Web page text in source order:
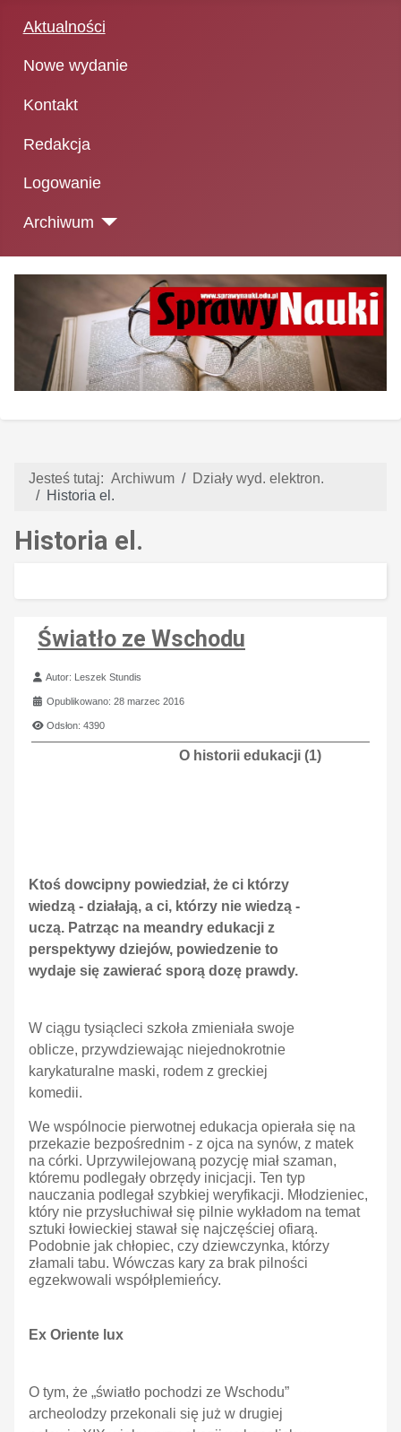
Aktualności
Nowe wydanie
Kontakt
Redakcja
Logowanie
Archiwum
Jesteś tutaj: Archiwum
Działy wyd. elektron.
Historia el.
Historia el.
Światło ze Wschodu
Szczegóły
Autor: Leszek Stundis
Opublikowano: 28 marzec 2016
Odsłon: 4390
O historii edukacji (1)
Ktoś dowcipny powiedział, że ci którzy
wiedzą - działają, a ci, którzy nie wiedzą -
uczą. Patrząc na meandry edukacji z
perspektywy dziejów, powiedzenie to
wydaje się zawierać sporą dozę prawdy.
W ciągu tysiącleci szkoła zmieniała swoje
oblicze, przywdziewając niejednokrotnie
karykaturalne maski, rodem z greckiej
komedii.
We wspólnocie pierwotnej edukacja opierała się na
przekazie bezpośrednim - z ojca na synów, z matek
na córki. Uprzywilejowaną pozycję miał szaman,
któremu podlegały obrzędy inicjacji. Ten typ
nauczania podlegał szybkiej weryfikacji. Młodzieniec,
który nie przysłuchiwał się pilnie wykładom na temat
sztuki łowieckiej stawał się najczęściej ofiarą.
Podobnie jak chłopiec, czy dziewczynka, którzy
złamali tabu. Wówczas kary za brak pilności
egzekwowali współplemieńcy.
Ex Oriente lux
O tym, że „światło pochodzi ze Wschodu”
archeolodzy przekonali się już w drugiej